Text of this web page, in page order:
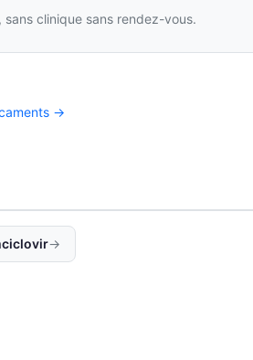
clinique sans rendez-vous.
→
→